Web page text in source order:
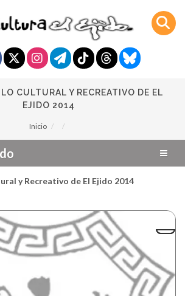
CULTURAL Y RECREATIVO DE EL
EJIDO 2014
Inicio
y Recreativo de El Ejido 2014